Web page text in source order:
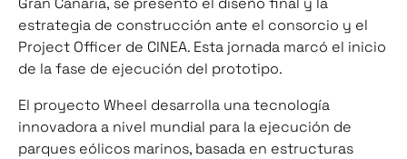
estrategia de construcción ante el consorcio y el
Project Officer de CINEA. Esta jornada marcó el inicio
de la fase de ejecución del prototipo.
El proyecto Wheel desarrolla una tecnología
innovadora a nivel mundial para la ejecución de
parques eólicos marinos, basada en estructuras